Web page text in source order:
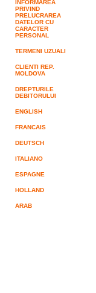
INFORMAREA
PRIVIND
PRELUCRAREA
DATELOR CU
CARACTER
PERSONAL
TERMENI UZUALI
CLIENTI REP.
MOLDOVA
DREPTURILE
DEBITORULUI
ENGLISH
FRANCAIS
DEUTSCH
ITALIANO
ESPAGNE
HOLLAND
ARAB